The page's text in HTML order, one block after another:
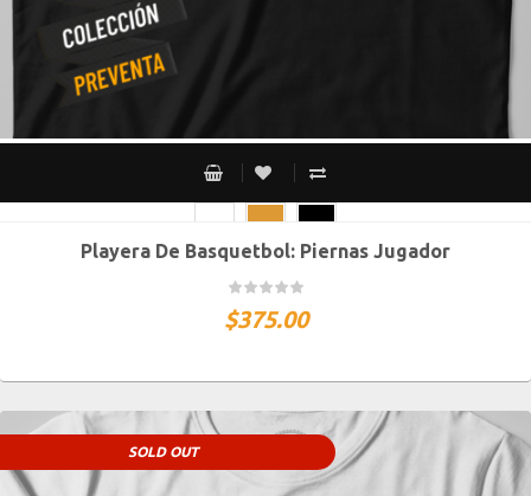
CH M G XG XXG
Playera De Basquetbol: Piernas Jugador
$375.00
SOLD OUT